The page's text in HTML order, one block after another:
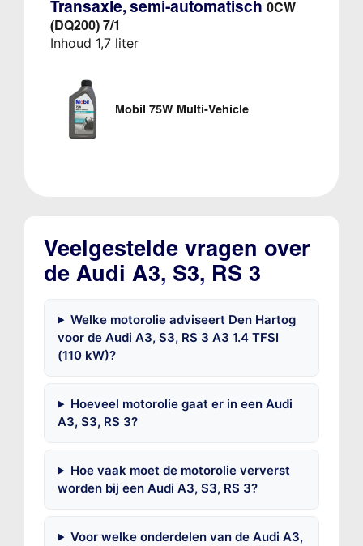
Transaxle, semi-automatisch 0CW
(DQ200) 7/1
Inhoud 1,7 liter
Mobil 75W Multi-Vehicle
Veelgestelde vragen over
de Audi A3, S3, RS 3
Welke motorolie adviseert Den Hartog
voor de Audi A3, S3, RS 3 A3 1.4 TFSI
(110 kW)?
Hoeveel motorolie gaat er in een Audi
A3, S3, RS 3?
Hoe vaak moet de motorolie ververst
worden bij een Audi A3, S3, RS 3?
Voor welke onderdelen van de Audi A3,